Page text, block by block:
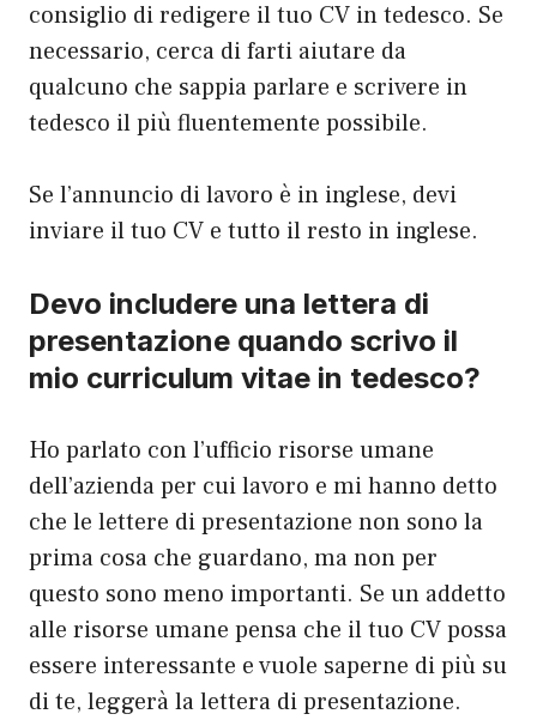
consiglio di redigere il tuo CV in tedesco. Se
necessario, cerca di farti aiutare da
qualcuno che sappia parlare e scrivere in
tedesco il più fluentemente possibile.
Se l’annuncio di lavoro è in inglese, devi
inviare il tuo CV e tutto il resto in inglese.
Devo includere una lettera di
presentazione quando scrivo il
mio curriculum vitae in tedesco?
Ho parlato con l’ufficio risorse umane
dell’azienda per cui lavoro e mi hanno detto
che le lettere di presentazione non sono la
prima cosa che guardano, ma non per
questo sono meno importanti. Se un addetto
alle risorse umane pensa che il tuo CV possa
essere interessante e vuole saperne di più su
di te, leggerà la lettera di presentazione.